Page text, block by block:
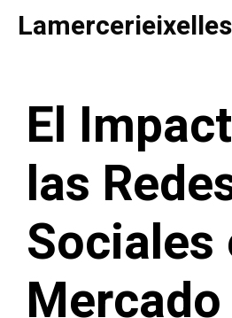
SaltarLamercerieixelles
El
las
Sociales